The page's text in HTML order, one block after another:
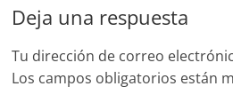
Deja una respuesta
Tu dirección de correo
Los campos obligatorios están